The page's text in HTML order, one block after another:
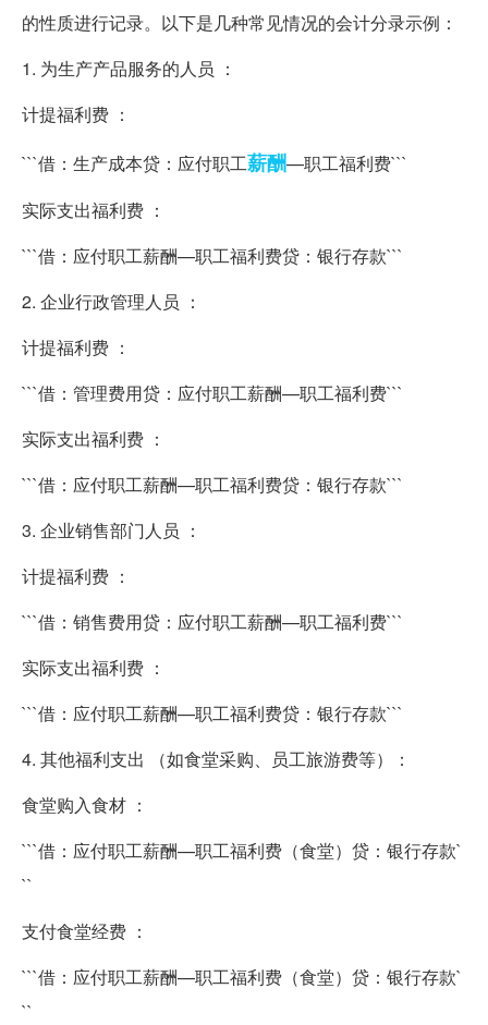
的性质进行记录。以下是几种常见情况的会计分录示例：
1. 为生产产品服务的人员 ：
计提福利费 ：
```借：生产成本贷：应付职工薪酬—职工福利费```
实际支出福利费 ：
```借：应付职工薪酬—职工福利费贷：银行存款```
2. 企业行政管理人员 ：
计提福利费 ：
```借：管理费用贷：应付职工薪酬—职工福利费```
实际支出福利费 ：
```借：应付职工薪酬—职工福利费贷：银行存款```
3. 企业销售部门人员 ：
计提福利费 ：
```借：销售费用贷：应付职工薪酬—职工福利费```
实际支出福利费 ：
```借：应付职工薪酬—职工福利费贷：银行存款```
4. 其他福利支出 （如食堂采购、员工旅游费等）：
食堂购入食材 ：
```借：应付职工薪酬—职工福利费（食堂）贷：银行存款`
``
支付食堂经费 ：
```借：应付职工薪酬—职工福利费（食堂）贷：银行存款`
``